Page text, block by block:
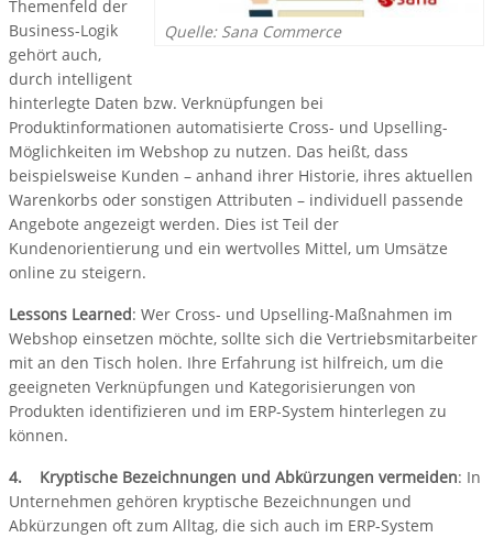
Quelle: Sana Commerce
Themenfeld der
Business-Logik
gehört auch,
durch intelligent
hinterlegte Daten bzw. Verknüpfungen bei
Produktinformationen automatisierte Cross- und Upselling-
Möglichkeiten im Webshop zu nutzen. Das heißt, dass
beispielsweise Kunden – anhand ihrer Historie, ihres aktuellen
Warenkorbs oder sonstigen Attributen – individuell passende
Angebote angezeigt werden. Dies ist Teil der
Kundenorientierung und ein wertvolles Mittel, um Umsätze
online zu steigern.
Lessons Learned: Wer Cross- und Upselling-Maßnahmen im
Webshop einsetzen möchte, sollte sich die Vertriebsmitarbeiter
mit an den Tisch holen. Ihre Erfahrung ist hilfreich, um die
geeigneten Verknüpfungen und Kategorisierungen von
Produkten identifizieren und im ERP-System hinterlegen zu
können.
4. Kryptische Bezeichnungen und Abkürzungen vermeiden: In
Unternehmen gehören kryptische Bezeichnungen und
Abkürzungen oft zum Alltag, die sich auch im ERP-System